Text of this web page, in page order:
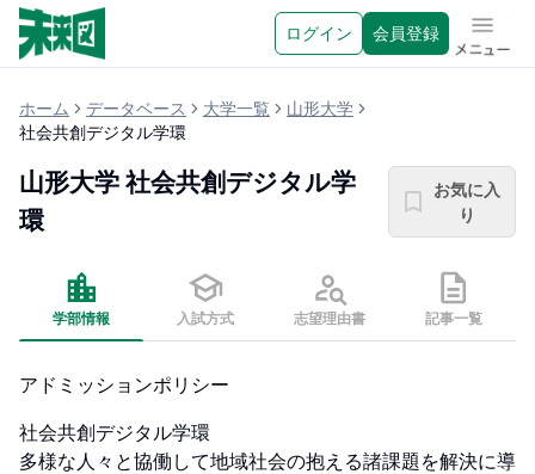
ログイン 会員登録 メニュ
ホーム データベース 大学一覧
山形大学
社会共創デジタル学環
山形大学 社会共創デジタル学
環
お気に入
り
学部情報 入試方式 志望理由書 記事一覧
アドミッションポリシー
社会共創デジタル学環
多様な人々と協働して地域社会の抱える諸課題を解決に導